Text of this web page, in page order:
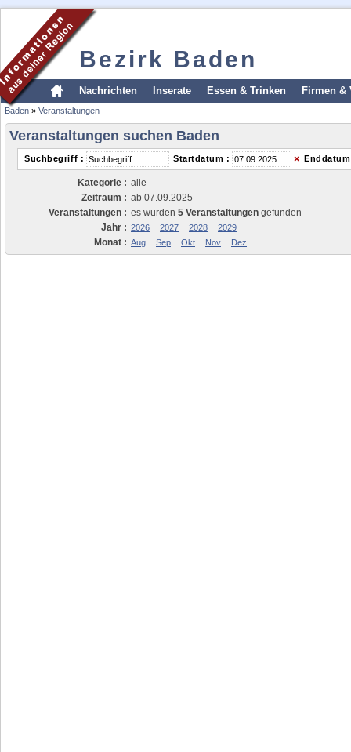
Bezirk Baden
Nachrichten Inserate Essen & Trinken Firmen &
Baden » Veranstaltungen
Veranstaltungen suchen Baden
Suchbegriff : Startdatum : ×
Kategorie : alle
Zeitraum : ab 07.09.2025
Veranstaltungen : es wurden 5 Veranstaltungen gefunden
Jahr : 2026 2027 2028 2029
Monat : Aug Sep Okt Nov Dez